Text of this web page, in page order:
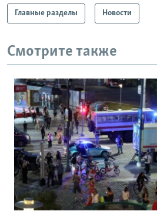
Главные разделы Новости
Смотрите также